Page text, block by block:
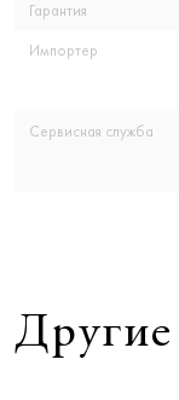
Гарантия
Импортер
Сервисная служба